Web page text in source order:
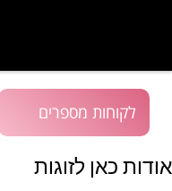
לקוחות מספרים
אודות כאן לזוגות